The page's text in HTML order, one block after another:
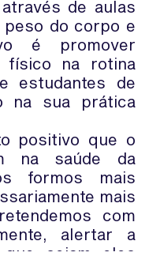
de aulas
do corpo e
é promover
físico na rotina
estudantes de
na sua prática
positivo que o
na saúde da
formos mais
mais
com
alertar a